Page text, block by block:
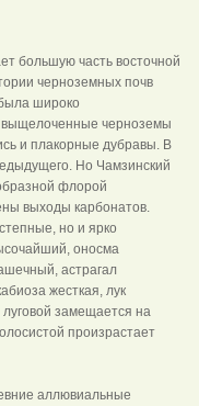
большую часть восточной
черноземных почв
широко
выщелоченные черноземы
и плакорные дубравы. В
Но Чамзинский
флорой
выходы карбонатов.
но и ярко
оносма
астрагал
жесткая, лук
замещается на
произрастает
аллювиальные